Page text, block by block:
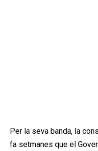
Per la seva banda, la
fa setmanes que el